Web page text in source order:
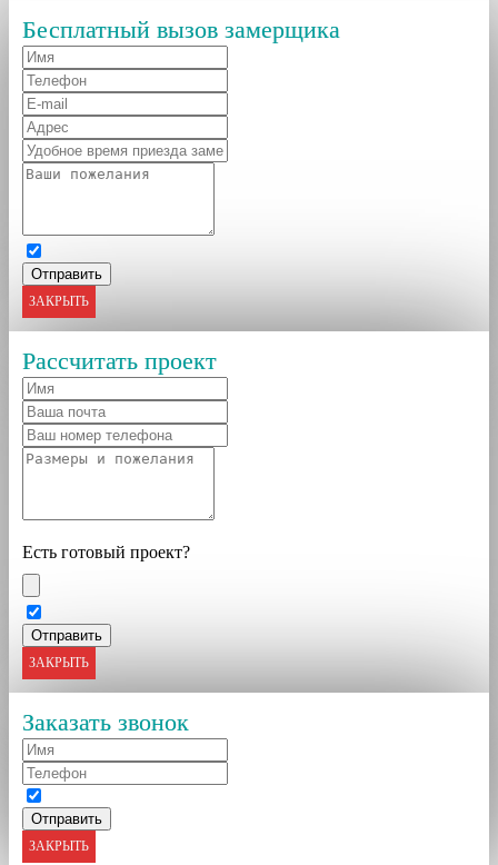
Бесплатный вызов замерщика
ЗАКРЫТЬ
Рассчитать проект
Есть готовый проект?
ЗАКРЫТЬ
Заказать звонок
ЗАКРЫТЬ